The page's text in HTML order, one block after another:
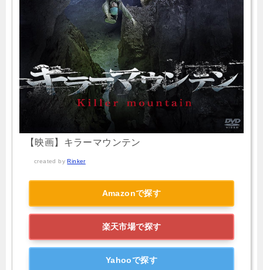
【映画】キラーマウンテン
created byRinker
Amazonで探す
楽天市場で探す
Yahooで探す